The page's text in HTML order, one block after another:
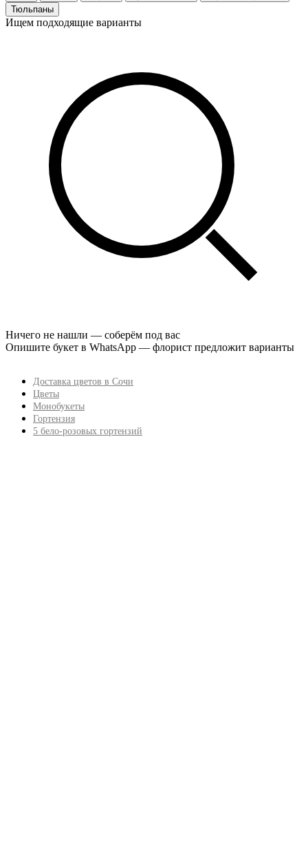
Тюльпаны
Ищем подходящие варианты
Ничего не нашли — соберём под вас
Опишите букет в WhatsApp — флорист предложит варианты
Доставка цветов в Сочи
Цветы
Монобукеты
Гортензия
5 бело-розовых гортензий